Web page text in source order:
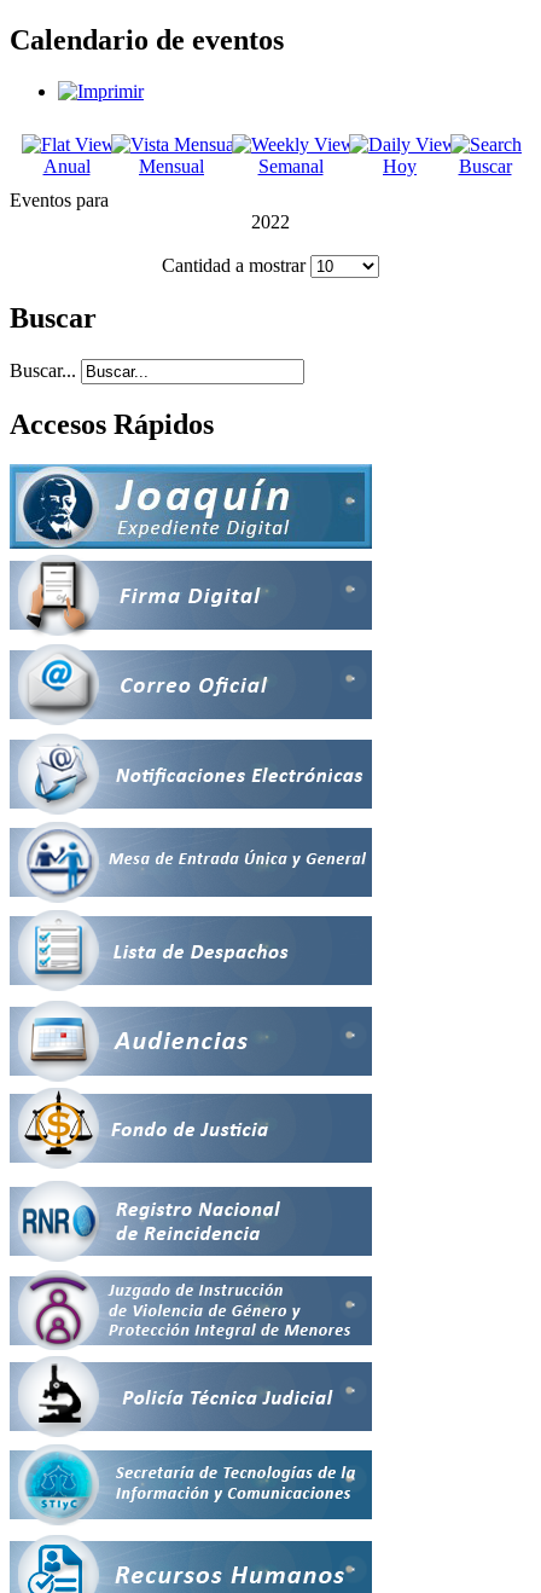
Calendario de eventos
Anual Mensual Semanal Hoy
Buscar
Eventos para
2022
Cantidad a mostrar
Buscar
Buscar...
Accesos Rápidos